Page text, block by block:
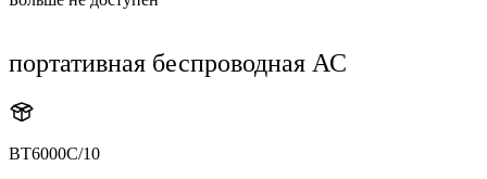
портативная беспроводная АС
BT6000C/10